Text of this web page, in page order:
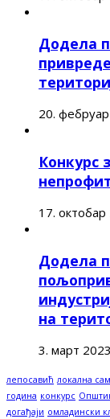
Додела
20.
Конкурс
17. октобар
Додела
на
3. март
лепосавић локална
година конкурс
догађаји омладински